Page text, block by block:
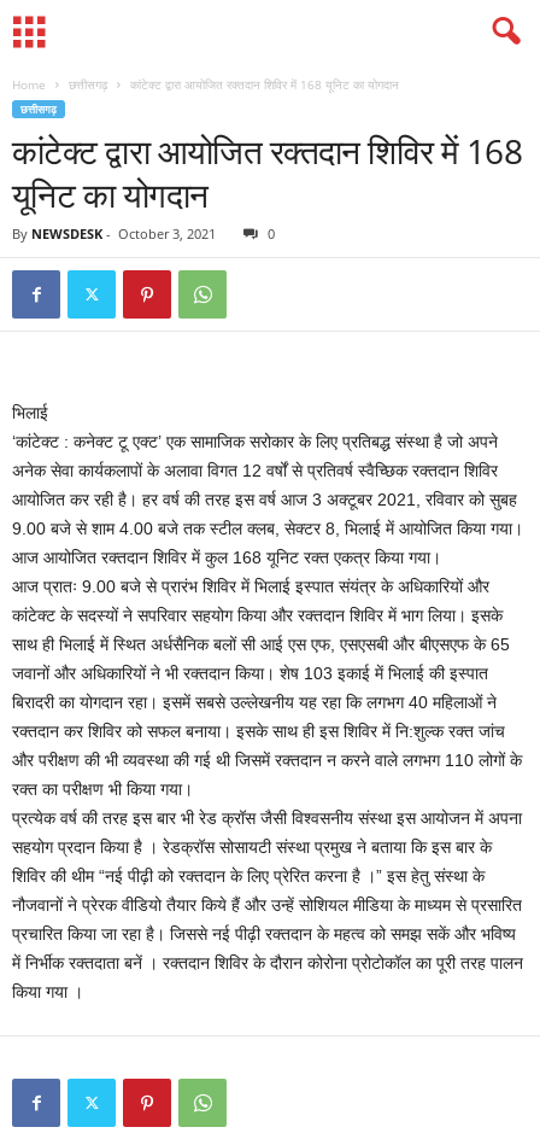
Home छत्तीसगढ़ कांटेक्ट द्वारा आयोजित रक्तदान शिविर में 168 यूनिट का योगदान
छत्तीसगढ़
कांटेक्ट द्वारा आयोजित रक्तदान शिविर में 168
यूनिट का योगदान
By NEWSDESK - October 3, 2021 0
भिलाई
‘कांटेक्ट ‌: कनेक्ट टू एक्ट’ एक सामाजिक सरोकार के लिए प्रतिबद्ध संस्था है जो अपने
अनेक सेवा कार्यकलापों के अलावा विगत 12 वर्षों से प्रतिवर्ष स्वैच्छिक रक्तदान शिविर
आयोजित कर रही है। हर वर्ष की तरह इस वर्ष आज 3 अक्टूबर 2021, रविवार को सुबह
9.00 बजे से शाम 4.00 बजे तक स्टील क्लब, सेक्टर 8, भिलाई में आयोजित किया गया।
आज आयोजित रक्तदान शिविर में कुल 168 यूनिट रक्त एकत्र किया गया।
आज प्रातः 9.00 बजे से प्रारंभ शिविर में भिलाई इस्पात संयंत्र के अधिकारियों और
कांटेक्ट के सदस्यों ने सपरिवार सहयोग किया और रक्तदान शिविर में भाग लिया। इसके
साथ ही भिलाई में स्थित अर्धसैनिक बलों सी आई एस एफ, एसएसबी और बीएसएफ के 65
जवानों और अधिकारियों ने भी रक्तदान किया। शेष 103 इकाई में भिलाई की इस्पात
बिरादरी का योगदान रहा। इसमें सबसे उल्लेखनीय यह रहा कि लगभग 40 महिलाओं ने
रक्तदान कर शिविर को सफल बनाया। इसके साथ ही इस शिविर में नि:शुल्क रक्त जांच
और परीक्षण की भी व्यवस्था की गई थी जिसमें रक्तदान न करने वाले लगभग 110 लोगों के
रक्त का परीक्षण भी किया गया।
प्रत्येक वर्ष की तरह इस बार भी रेड क्रॉस जैसी विश्वसनीय संस्था इस आयोजन में अपना
सहयोग प्रदान किया है । रेडक्रॉस सोसायटी संस्था प्रमुख ने बताया कि इस बार के
शिविर की थीम “नई पीढ़ी को रक्तदान के लिए प्रेरित करना है ।” इस हेतु संस्था के
नौजवानों ने प्रेरक वीडियो तैयार किये हैं और उन्हें सोशियल मीडिया के माध्यम से प्रसारित
प्रचारित किया जा रहा है। जिससे नई पीढ़ी रक्तदान के महत्व को समझ सकें और भविष्य
में निर्भीक रक्तदाता बनें । रक्तदान शिविर के दौरान कोरोना प्रोटोकॉल का पूरी तरह पालन
किया गया ।